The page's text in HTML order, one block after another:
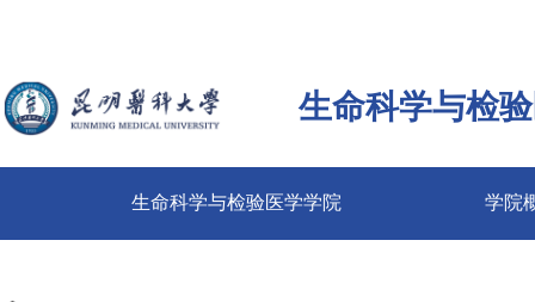
生命科学与检
生命科学与检验医学学院 学院